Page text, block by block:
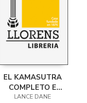
EL KAMASUTRA
COMPLETO E
ILUSTRADO
LANCE DANE